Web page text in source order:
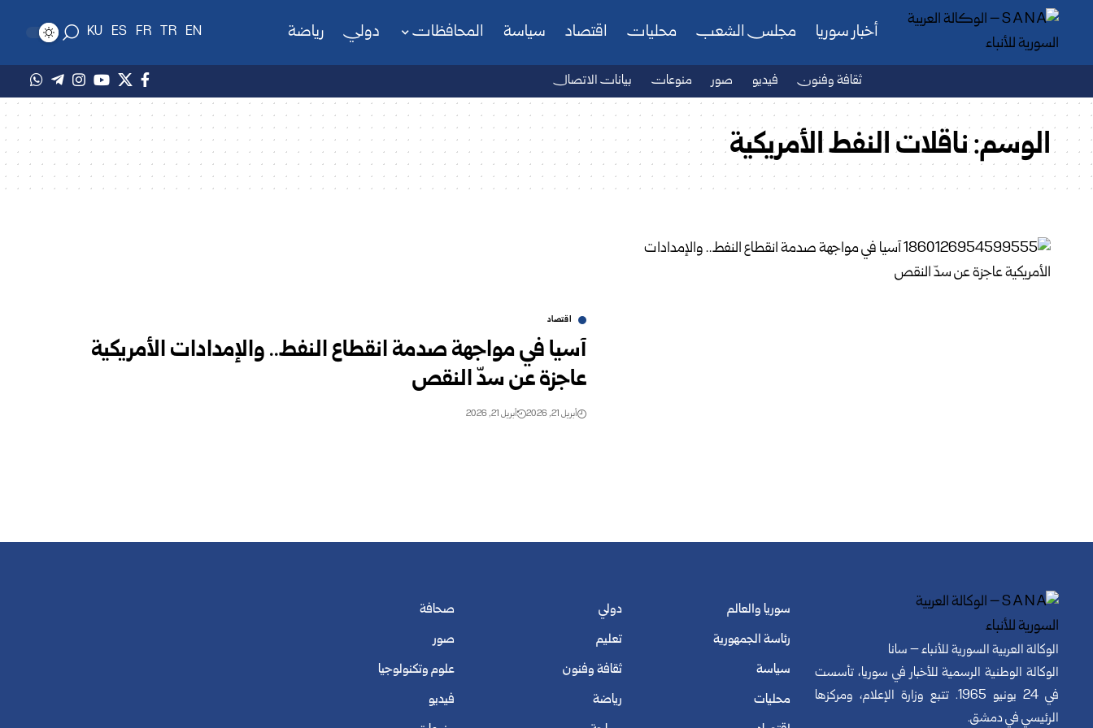
أخبار سوريا مجلس الشعب محليات اقتصاد سياسة المحافظات دولي رياضة EN
TR
FR
ES
KU
ثقافة وفنون فيديو صور منوعات بيانات الاتصال
الوسم:ناقلات النفط الأمريكية
اقتصاد
آسيا في مواجهة صدمة انقطاع النفط.. والإمدادات الأمريكية
عاجزة عن سدّ النقص
أبريل 21, 2026 أبريل 21, 2026
الوكالة العربية السورية للأنباء – سانا
الوكالة الوطنية الرسمية للأخبار في سوريا، تأسست
في 24 يونيو 1965. تتبع وزارة الإعلام، ومركزها
الرئيسي في دمشق.
سوريا والعالم
رئاسة الجمهورية
سياسة
محليات
دولي
تعليم
ثقافة وفنون
رياضة
صحافة
صور
علوم وتكنولوجيا
فيديو